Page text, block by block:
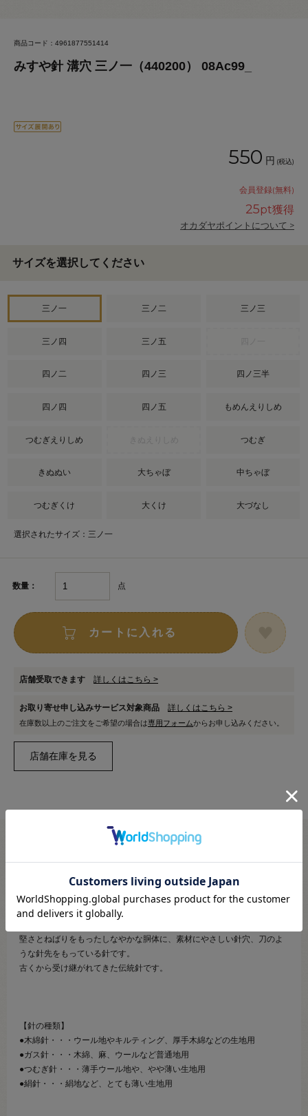
商品コード：4961877551414
みすや針 溝穴 三ノ一（440200） 08Ac99_
550 円 (税込)
会員登録(無料)
25pt獲得
オカダヤポイントについて >
サイズを選択してください
三ノ一 三ノ二 三ノ三
三ノ四 三ノ五
四ノ二 四ノ三 四ノ三半
四ノ四 四ノ五 もめんえりしめ
つむぎえりしめ つむぎ
きぬぬい 大ちゃぼ 中ちゃぼ
つむぎくけ 大くけ 大づなし
選択されたサイズ：三ノ一
数量： 点
カートに入れる
店舗受取できます 詳しくはこちら >
お取り寄せ申し込みサービス対象商品 詳しくはこちら >
在庫数以上のご注文をご希望の場合は専用フォームからお申し込みください。
●針穴の形：楕円穴
堅さとねばりをもったしなやかな胴体に、素材にやさしい針穴、刀のよ
うな針先をもっている針です。
古くから受け継がれてきた伝統針です。
【針の種類】
●木綿針・・・ウール地やキルティング、厚手木綿などの生地用
●ガス針・・・木綿、麻、ウールなど普通地用
●つむぎ針・・・薄手ウール地や、やや薄い生地用
●絹針・・・絹地など、とても薄い生地用